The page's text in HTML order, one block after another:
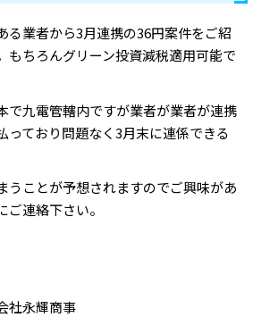
る業者から3月連携の36円案件をご紹
もちろんグリーン投資減税適用可能で
で九電管轄内ですが業者が業者が連携
っており問題なく3月末に連係できる
うことが予想されますのでご興味があ
ご連絡下さい。
社永輝商事